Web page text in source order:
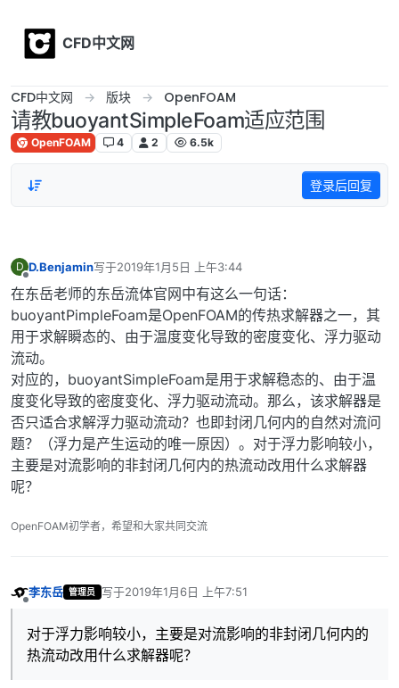
CFD中文网
CFD中文网 版块 OpenFOAM
请教buoyantSimpleFoam适应范围
OpenFOAM 4 2 6.5k
登录后回复
D
离线
D.Benjamin写于2019年1月5日 上午3:44
最后由 编辑
在东岳老师的东岳流体官网中有这么一句话：
buoyantPimpleFoam是OpenFOAM的传热求解器之一，其
用于求解瞬态的、由于温度变化导致的密度变化、浮力驱动
流动。
对应的，buoyantSimpleFoam是用于求解稳态的、由于温
度变化导致的密度变化、浮力驱动流动。那么，该求解器是
否只适合求解浮力驱动流动？也即封闭几何内的自然对流问
题？（浮力是产生运动的唯一原因）。对于浮力影响较小，
主要是对流影响的非封闭几何内的热流动改用什么求解器
呢？
OpenFOAM初学者，希望和大家共同交流
李东岳 管理员 写于2019年1月6日 上午7:51
最后由 编辑
对于浮力影响较小，主要是对流影响的非封闭几何内的
热流动改用什么求解器呢？